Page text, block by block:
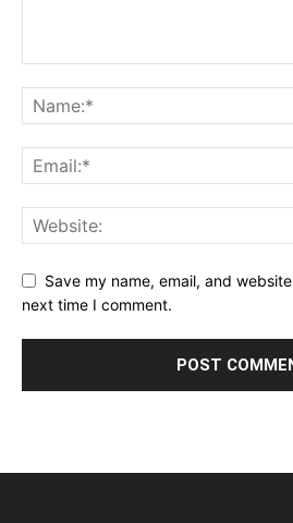
Save my name, email, and
next time I comment.